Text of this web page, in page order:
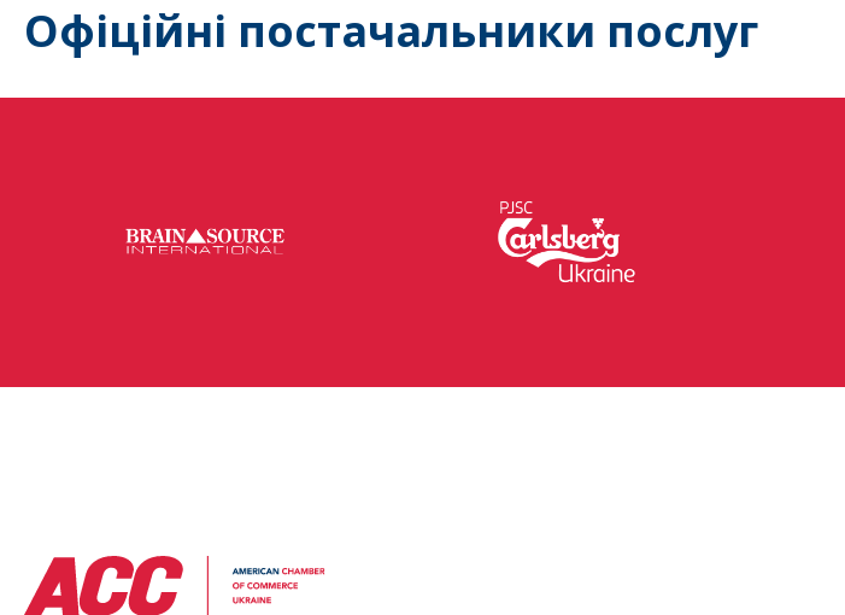
Офіційні постачальники послуг